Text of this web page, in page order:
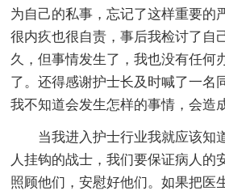
为自己的私事，忘记了这样重要的
很内疚也很自责，事后我检讨了自
久，但事情发生了，我也没有任何
了。还得感谢护士长及时喊了一名
我不知道会发生怎样的事情，会造
当我进入护士行业我就应该知
人挂钩的战士，我们要保证病人的
照顾他们，安慰好他们。如果把医